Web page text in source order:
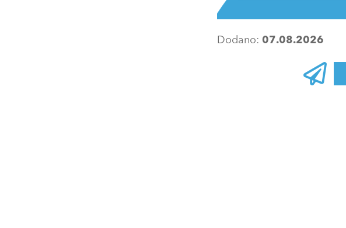
Dodano: 07.08.2026